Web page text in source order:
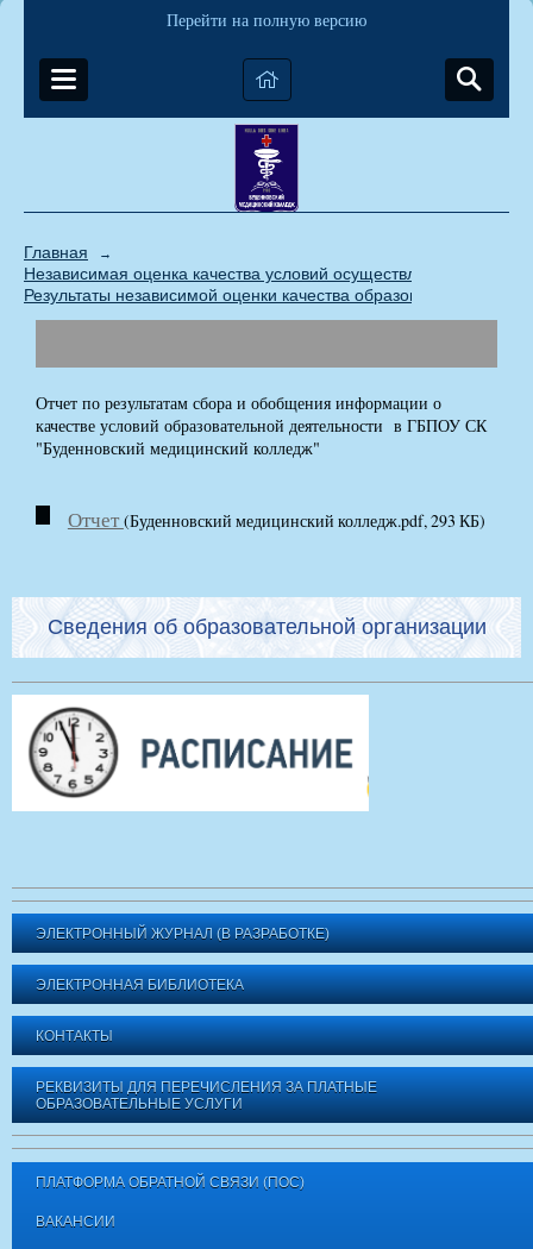
Перейти на полную версию
Главная →
Независимая оценка качества условий осуществления
Результаты независимой оценки качества образовательной
Отчет по результатам сбора и обобщения информации о
качестве условий образовательной деятельности в ГБПОУ СК
"Буденновский медицинский колледж"
Отчет(Буденновский медицинский колледж.pdf, 293 КБ)
Сведения об образовательной организации
ЭЛЕКТРОННЫЙ ЖУРНАЛ (В РАЗРАБОТКЕ)
ЭЛЕКТРОННАЯ БИБЛИОТЕКА
КОНТАКТЫ
РЕКВИЗИТЫ ДЛЯ ПЕРЕЧИСЛЕНИЯ ЗА ПЛАТНЫЕ
ОБРАЗОВАТЕЛЬНЫЕ УСЛУГИ
ПЛАТФОРМА ОБРАТНОЙ СВЯЗИ (ПОС)
ВАКАНСИИ